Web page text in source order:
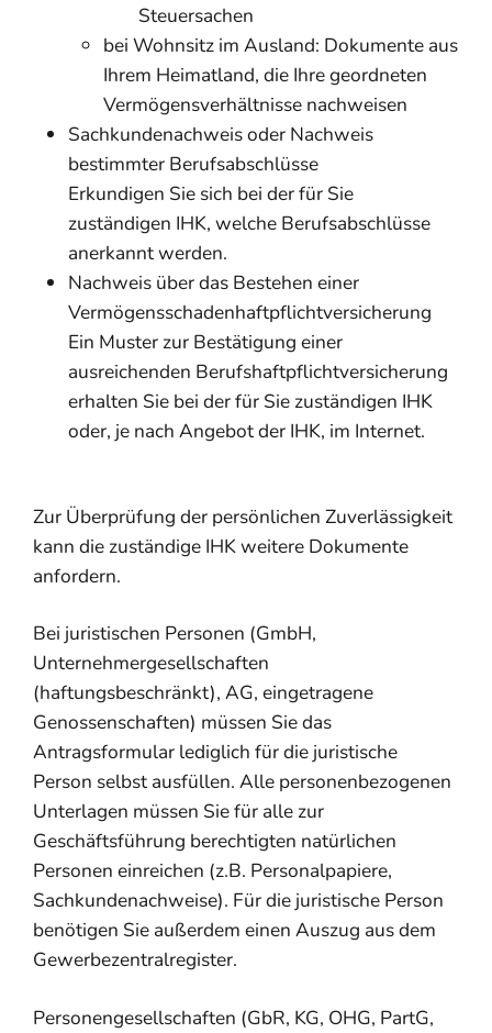
Steuersachen
bei Wohnsitz im Ausland: Dokumente aus
Ihrem Heimatland, die Ihre geordneten
Vermögensverhältnisse nachweisen
Sachkundenachweis oder Nachweis
bestimmter Berufsabschlüsse
Erkundigen Sie sich bei der für Sie
zuständigen IHK, welche Berufsabschlüsse
anerkannt werden.
Nachweis über das Bestehen einer
Vermögensschadenhaftpflichtversicherung
Ein Muster zur Bestätigung einer
ausreichenden Berufshaftpflichtversicherung
erhalten Sie bei der für Sie zuständigen IHK
oder, je nach Angebot der IHK, im Internet.
Zur Überprüfung der persönlichen Zuverlässigkeit
kann die zuständige IHK weitere Dokumente
anfordern.
Bei juristischen Personen (GmbH,
Unternehmergesellschaften
(haftungsbeschränkt), AG, eingetragene
Genossenschaften) müssen Sie das
Antragsformular lediglich für die juristische
Person selbst ausfüllen. Alle personenbezogenen
Unterlagen müssen Sie für alle zur
Geschäftsführung berechtigten natürlichen
Personen einreichen (z.B. Personalpapiere,
Sachkundenachweise). Für die juristische Person
benötigen Sie außerdem einen Auszug aus dem
Gewerbezentralregister.
Personengesellschaften (GbR, KG, OHG, PartG,